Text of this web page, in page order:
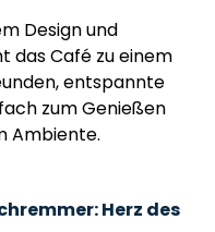
Design und
das Café zu einem
entspannte
zum Genießen
Ambiente.
Herz des